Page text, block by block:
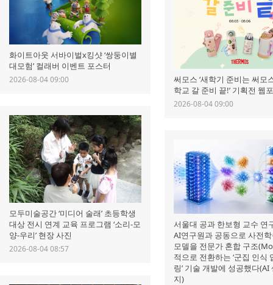
써모스 ‘새학기 준비는 써모
학교 갈 준비 끝!’ 기획전 웹
2026-08-04 09:00
화이트아웃 서바이벌x킹샷 ‘쌍둥이별
대모험’ 컬래버 이벤트 포스터
2026-08-04 09:00
모두미술공간 ‘미디어 술래’ 초등학생
대상 전시 연계 교육 프로그램 ‘소리-모
양-우리’ 현장 사진
2026-08-04 08:57
서울대 공과 한보형 교수 연
AI연구원과 공동으로 사전
모델을 전문가 혼합 구조
적으로 전환하는 ‘군집 인식
링’ 기술 개발에 성공했다(AI
지)